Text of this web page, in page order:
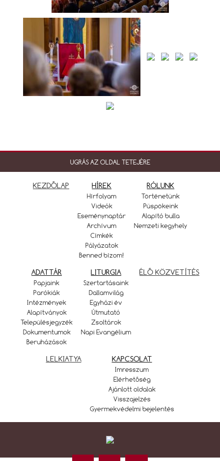
UGRÁS AZ OLDAL TETEJÉRE
KEZDŐLAP HÍREK
Hírfolyam
Videók
Eseménynaptár
Archívum
Címkék
Pályázatok
Benned bízom!
RÓLUNK
Történetünk
Püspökeink
Alapító bulla
Nemzeti kegyhely
ADATTÁR
Papjaink
Parókiák
Intézmények
Alapítványok
Településjegyzék
Dokumentumok
Beruházások
LITURGIA
Szertartásaink
Dallamvilág
Egyházi év
Útmutató
Zsoltárok
Napi Evangélium
ÉLŐ KÖZVETÍTÉS
LELKIATYA KAPCSOLAT
Imresszum
Elérhetőség
Ajánlott oldalak
Visszajelzés
Gyermekvédelmi bejelentés